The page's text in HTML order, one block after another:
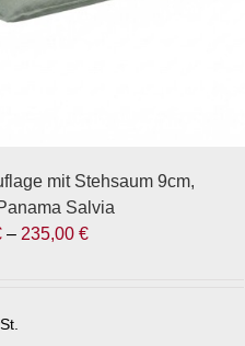
mit Stehsaum 9cm,
Salvia
– 235,00 €